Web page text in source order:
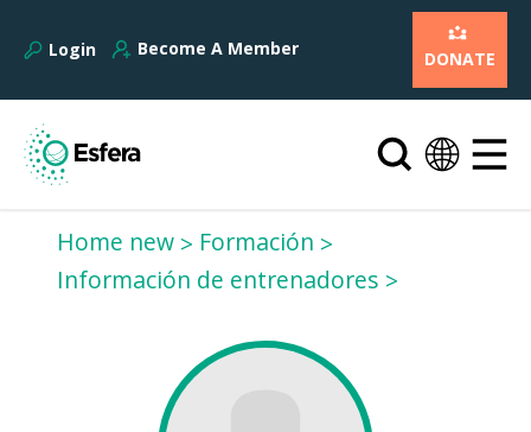
Login Become A Member DONATE
Home new
Formación
Información de entrenadores